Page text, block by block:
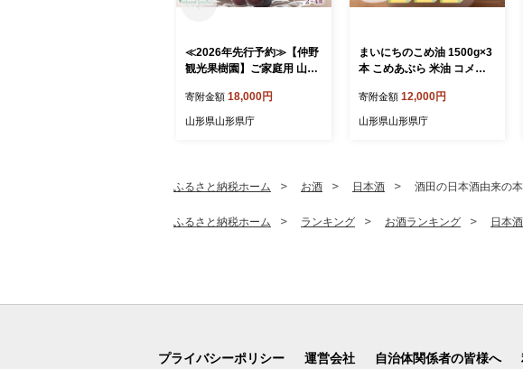
≪2026年先行予約≫【仲野
観光果樹園】ご家庭用 山形
種無し ぶどう 2026年8月下
旬から順次発送 F2Y-5456
寄附金額 18,000円
山形県山形県庁
まいにちのこめ油 1500g×3
本 こめあぶら 米油 コメ油
県 食用油 食用オイル 調理
油 油 食品 山形県 F2Y-1730
寄附金額 12,000円
山形県山形県庁
ふるさと納税ホーム お酒 日本酒 酒田の日本酒由来の
ふるさと納税ホーム ランキング お酒ランキング 日本
プライバシーポリシー 運営会社 自治体関係者の皆様へ